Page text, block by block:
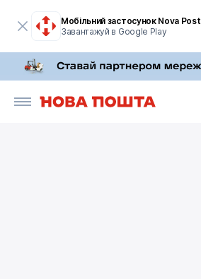
Мобільний застосунок Nova Post
Завантажуй в Google Play